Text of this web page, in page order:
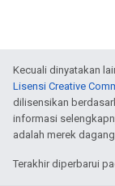
Kecuali dinyatakan
Lisensi Creative
dilisensikan
informasi
adalah merek
Terakhir diperbarui